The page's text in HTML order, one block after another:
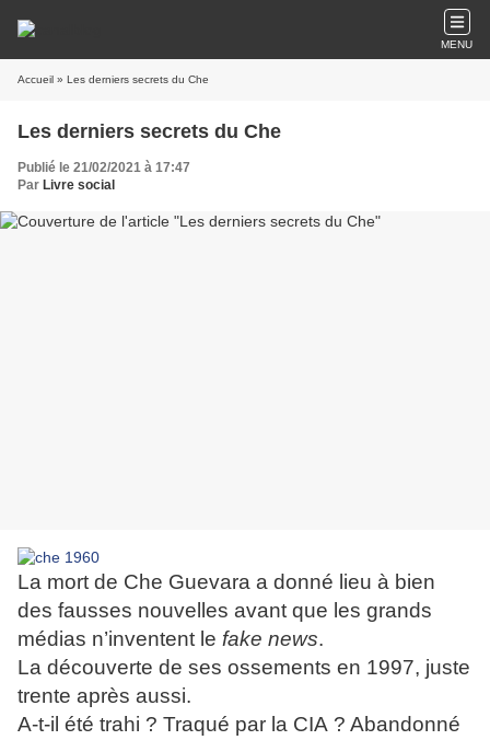
MENU
Accueil » Les derniers secrets du Che
Les derniers secrets du Che
Publié le 21/02/2021 à 17:47
Par Livre social
La mort de Che Guevara a donné lieu à bien
des fausses nouvelles avant que les grands
médias n’inventent le fake news.
La découverte de ses ossements en 1997, juste
trente après aussi.
A-t-il été trahi ? Traqué par la CIA ? Abandonné